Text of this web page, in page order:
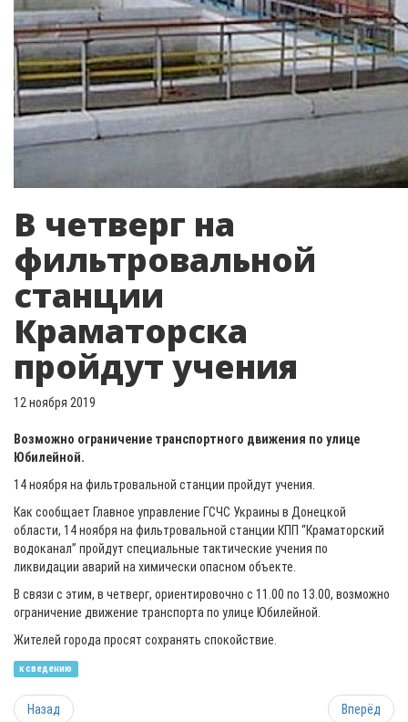
В четверг на
фильтровальной
станции
Краматорска
пройдут учения
12 ноября 2019
Возможно ограничение транспортного движения по улице
Юбилейной.
14 ноября на фильтровальной станции пройдут учения.
Как сообщает Главное управление ГСЧС Украины в Донецкой
области, 14 ноября на фильтровальной станции КПП “Краматорский
водоканал” пройдут специальные тактические учения по
ликвидации аварий на химически опасном объекте.
В связи с этим, в четверг, ориентировочно с 11.00 по 13.00, возможно
ограничение движение транспорта по улице Юбилейной.
Жителей города просят сохранять спокойствие.
к сведению
Назад Вперёд